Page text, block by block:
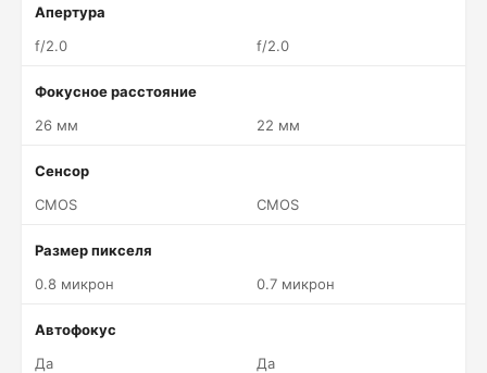
Апертура
f/2.0
f/2.0
Фокусное расстояние
26 мм
22 мм
Сенсор
CMOS
CMOS
Размер пикселя
0.8 микрон
0.7 микрон
Автофокус
Да
Да